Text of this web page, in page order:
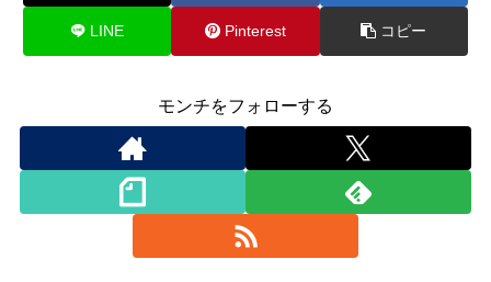
LINE Pinterest コピー
モンチをフォローする